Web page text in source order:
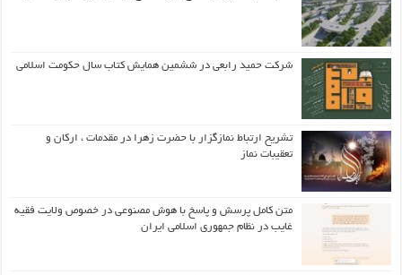
شرکت حمید رابعی در ششمین همایش کتاب سال حکومت اسلامی
تشریح ارتباط نمازگزار با حضرت زهرا در مقدمات ، ارکان و
تعقیبات نماز
متن کامل پرسش و پاسخ با هوش مصنوعی در خصوص ولایت فقیه
غایب در نظام جمهوری اسلامی ایران